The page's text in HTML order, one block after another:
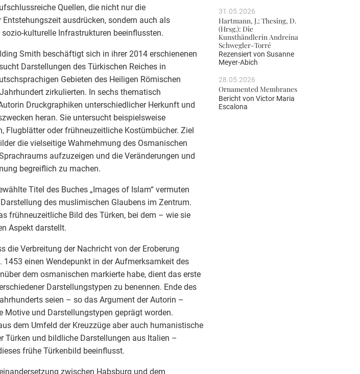
Quellen, die nicht nur die
ausdrücken, sondern auch als
kulturelle Infrastrukturen beeinflussten.
Smith beschäftigt sich in ihrer 2014 erschienenen
Darstellungen des Türkischen Reiches in
Gebieten des Heiligen Römischen
zirkulierten. In sechs thematisch
Druckgraphiken unterschiedlicher Herkunft und
heran. Sie untersucht beispielsweise
Flugblätter oder frühneuzeitliche Kostümbücher. Ziel
die vielseitige Wahrnehmung des Osmanischen
aufzuzeigen und die Veränderungen und
begreiflich zu machen.
Titel des Buches „Images of Islam“ vermuten
des muslimischen Glaubens im Zentrum.
frühneuzeitliche Bild des Türken, bei dem – wie sie
Aspekt darstellt.
die Verbreitung der Nachricht von der Eroberung
einen Wendepunkt in der Aufmerksamkeit des
dem osmanischen markierte habe, dient das erste
Darstellungstypen zu benennen. Ende des
seien – so das Argument der Autorin –
Motive und Darstellungstypen geprägt worden.
dem Umfeld der Kreuzzüge aber auch humanistische
Türken und bildliche Darstellungen aus Italien –
frühe Türkenbild beeinflusst.
zwischen Habsburg und dem
31.05.2026
Hartmann, J.; Thesing, D.
(Hrsg.): Die
Kunsthändlerin Andreina
Schwegler-Torré
Rezensiert von Susanne
Meyer-Abich
28.05.2026
Ornamented Membranes
Bericht von Victor Maria
Escalona